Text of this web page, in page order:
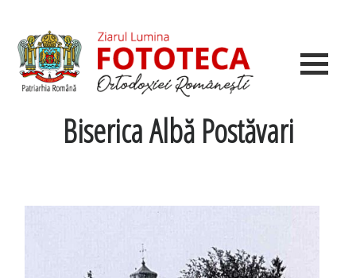
Biserica Albă Postăvari